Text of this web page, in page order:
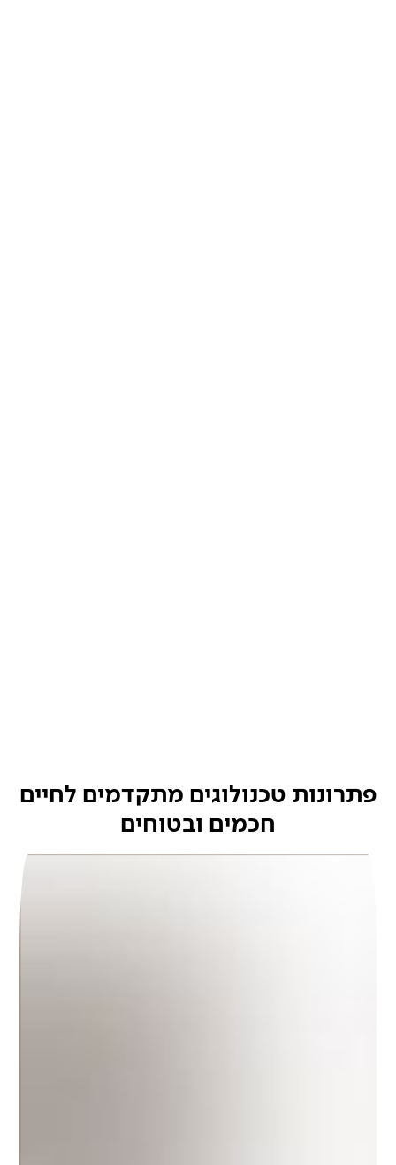
פתרונות טכנולוגים מתקדמים לחיים
חכמים ובטוחים